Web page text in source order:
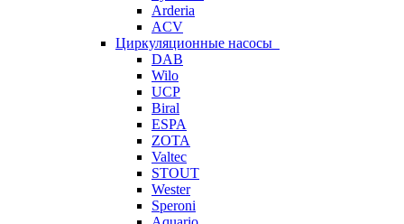
Arderia
ACV
Циркуляционные насосы
DAB
Wilo
UCP
Biral
ESPA
ZOTA
Valtec
STOUT
Wester
Speroni